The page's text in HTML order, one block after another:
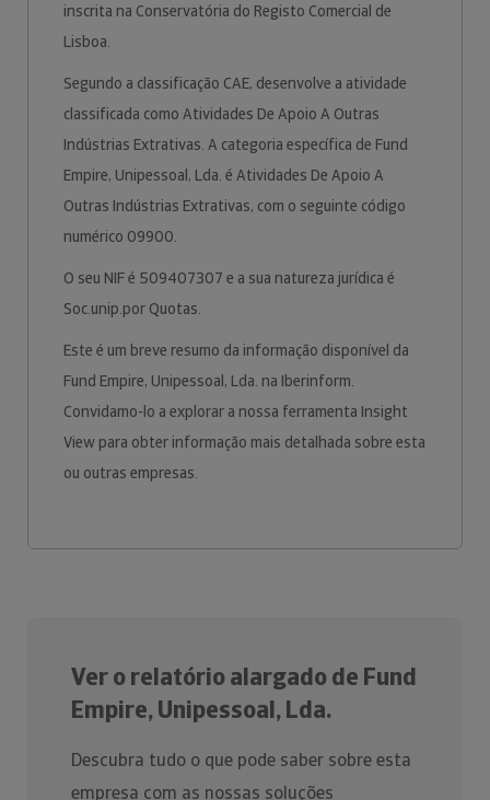
inscrita na Conservatória do Registo Comercial de
Lisboa.
Segundo a classificação CAE, desenvolve a atividade
classificada como Atividades De Apoio A Outras
Indústrias Extrativas. A categoria específica de Fund
Empire, Unipessoal, Lda. é Atividades De Apoio A
Outras Indústrias Extrativas, com o seguinte código
numérico 09900.
O seu NIF é 509407307 e a sua natureza jurídica é
Soc.unip.por Quotas.
Este é um breve resumo da informação disponível da
Fund Empire, Unipessoal, Lda. na Iberinform.
Convidamo-lo a explorar a nossa ferramenta Insight
View para obter informação mais detalhada sobre esta
ou outras empresas.
Ver o relatório alargado de Fund
Empire, Unipessoal, Lda.
Descubra tudo o que pode saber sobre esta
empresa com as nossas soluções